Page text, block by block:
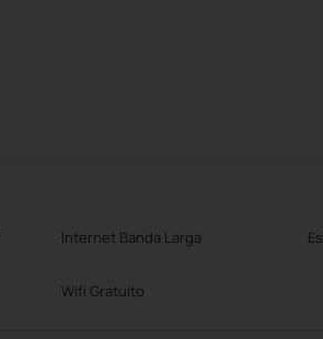
Internet Banda Larga
Wifi Gratuito